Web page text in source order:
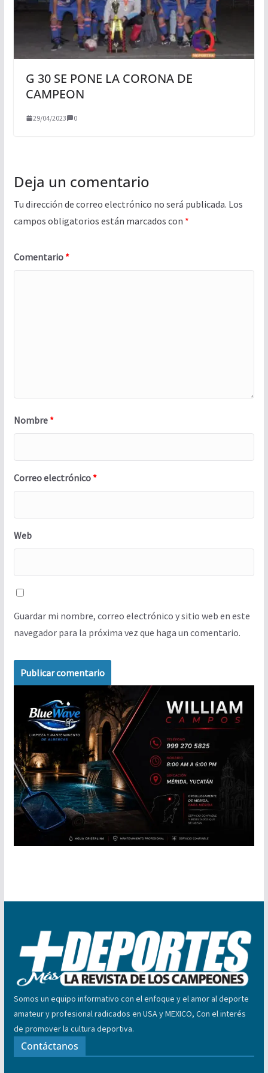
G 30 SE PONE LA CORONA DE
CAMPEON
29/04/2023 0
Deja un comentario
Tu dirección de correo electrónico no será publicada. Los
campos obligatorios están marcados con *
Comentario *
Nombre *
Correo electrónico *
Web
Guardar mi nombre, correo electrónico y sitio web en este
navegador para la próxima vez que haga un comentario.
Somos un equipo informativo con el enfoque y el amor al deporte
amateur y profesional radicados en USA y MEXICO, Con el interés
de promover la cultura deportiva.
Contáctanos